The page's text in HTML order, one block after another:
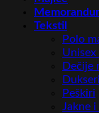
Tekstil
Polo
Unisex
Dečije
Peškiri
Jakne